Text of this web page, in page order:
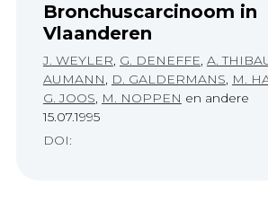
Bronchuscarcinoom in
Vlaanderen
J. WEYLER, G. DENEFFE, A.
AUMANN, D. GALDERMANS, M.
G. JOOS, M. NOPPEN en andere
15.07.1995
DOI: